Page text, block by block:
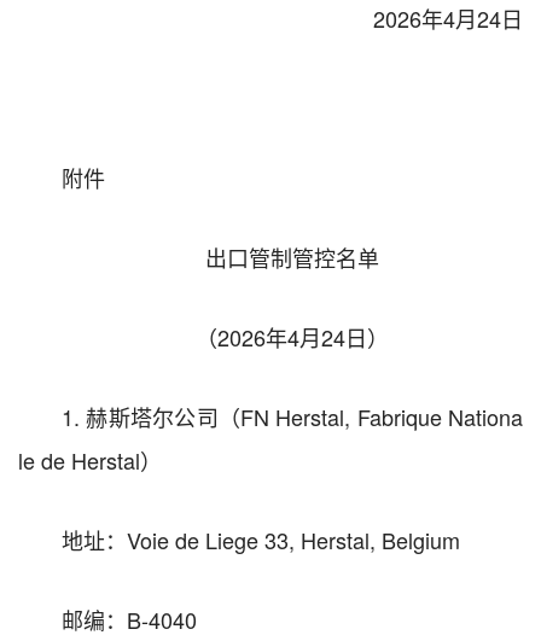
2026年4月24日
附件
出口管制管控名单
（2026年4月24日）
1. 赫斯塔尔公司（FN Herstal, Fabrique Nationa
le de Herstal）
地址：Voie de Liege 33, Herstal, Belgium
邮编：B-4040